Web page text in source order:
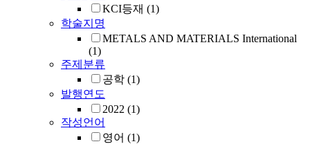
KCI등재 (1)
학술지명
METALS AND MATERIALS International
(1)
주제분류
공학 (1)
발행연도
2022 (1)
작성언어
영어 (1)